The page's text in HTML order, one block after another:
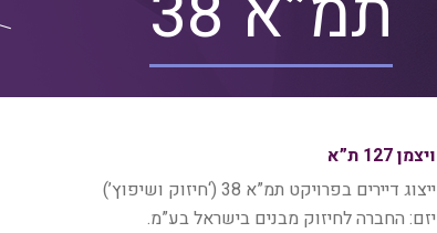
ויצמן 127 ת”א
ייצוג דיירים בפרויקט תמ”א 38 (‘חיזוק ושיפוץ’)
יזם: החברה לחיזוק מבנים בישראל בע”מ.